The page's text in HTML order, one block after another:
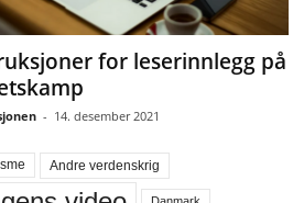
for leserinnlegg på
- 14. desember 2021
Andre verdenskrig